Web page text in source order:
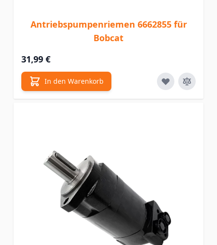
Antriebspumpenriemen 6662855 für
Bobcat
31,99 €
In den Warenkorb